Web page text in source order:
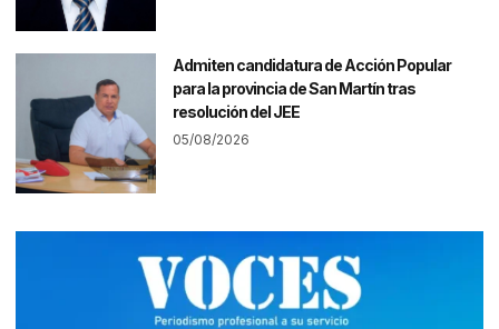
Admiten candidatura de Acción Popular
para la provincia de San Martín tras
resolución del JEE
05/08/2026